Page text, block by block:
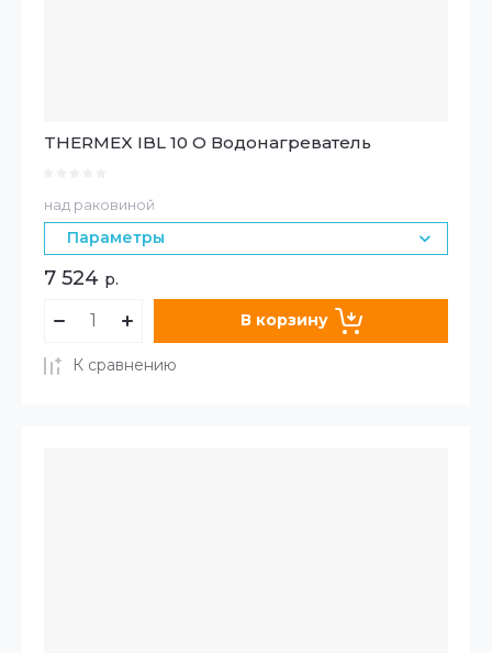
THERMEX IBL 10 O Водонагреватель
над раковиной
Параметры
7 524 р.
В корзину
К сравнению